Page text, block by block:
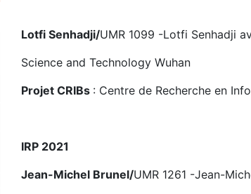
Lotfi Senhadji/UMR 1099 -Lotfi Senhadji
Science and Technology Wuhan
Projet CRIBs : Centre de Recherche en
IRP 2021
Jean-Michel Brunel/UMR 1261 -Jean-